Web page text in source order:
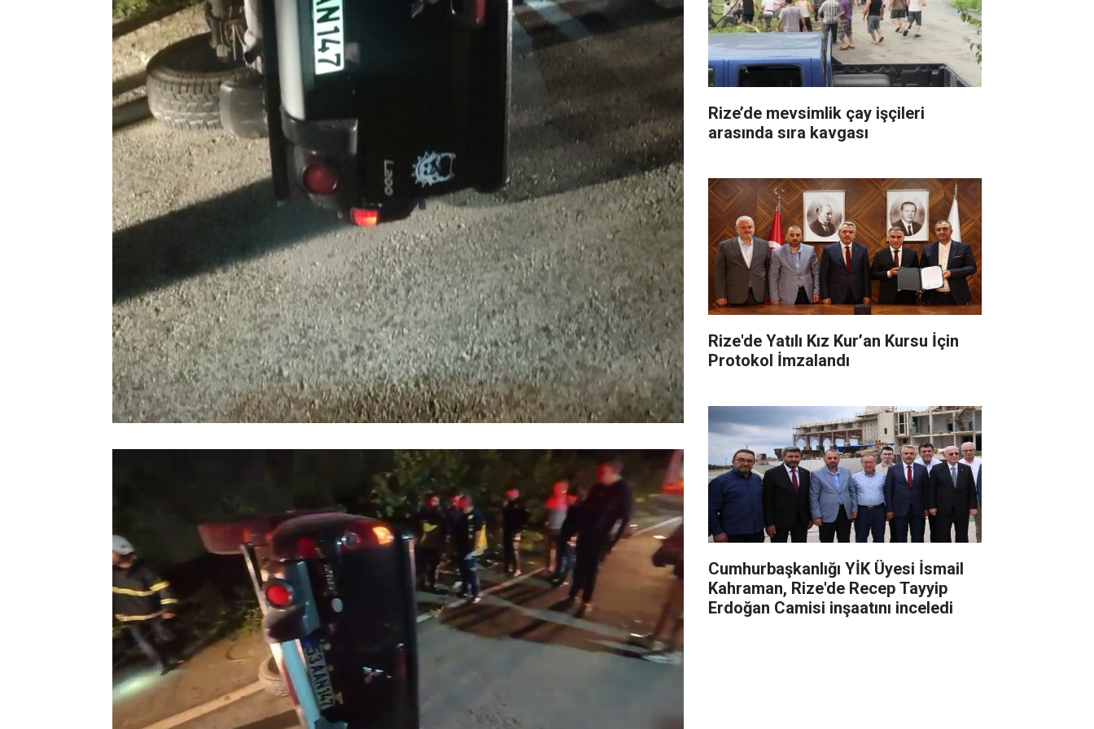
Rize’de mevsimlik çay işçileri
arasında sıra kavgası
Rize'de Yatılı Kız Kur’an Kursu İçin
Protokol İmzalandı
Cumhurbaşkanlığı YİK Üyesi İsmail
Kahraman, Rize'de Recep Tayyip
Erdoğan Camisi inşaatını inceledi